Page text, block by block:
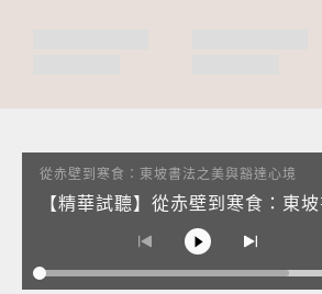
從赤壁到寒食：東坡書法之美與豁達心境
【精華試聽】從赤壁到寒食：東